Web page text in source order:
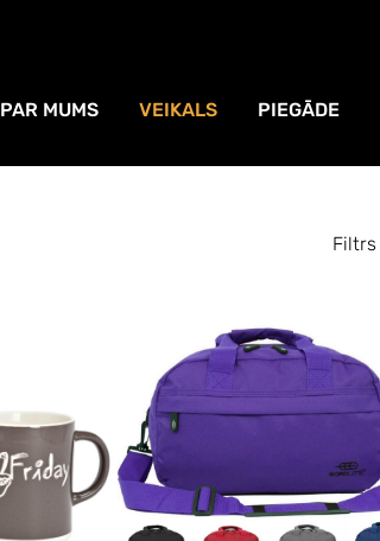
PAR MUMS VEIKALS PIEGĀDE
Filtrs